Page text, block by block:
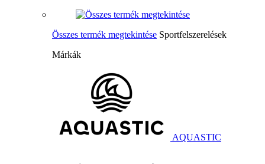
Összes termék megtekintése Sportfelszerelések
Márkák
AQUASTIC